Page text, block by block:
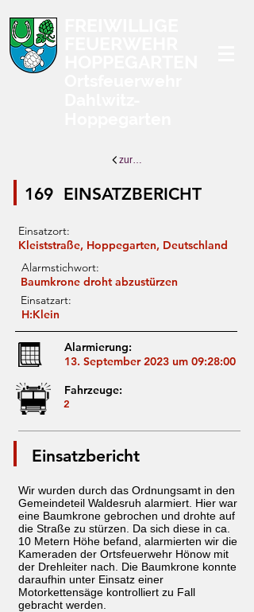
zurück zur Übersicht
EINSATZBERICHT
169
Einsatzort:
Kleiststraße, Hoppegarten, Deutschland
Alarmstichwort:
Baumkrone droht abzustürzen
Einsatzart:
H:Klein
Alarmierung:
13. September 2023 um 09:28:00
Fahrzeuge:
2
Einsatzbericht
Wir wurden durch das Ordnungsamt in den
Gemeindeteil Waldesruh alarmiert. Hier war
eine Baumkrone gebrochen und drohte auf
die Straße zu stürzen. Da sich diese in ca.
10 Metern Höhe befand, alarmierten wir die
Kameraden der Ortsfeuerwehr Hönow mit
der Drehleiter nach. Die Baumkrone konnte
daraufhin unter Einsatz einer
Motorkettensäge kontrolliert zu Fall
gebracht werden.